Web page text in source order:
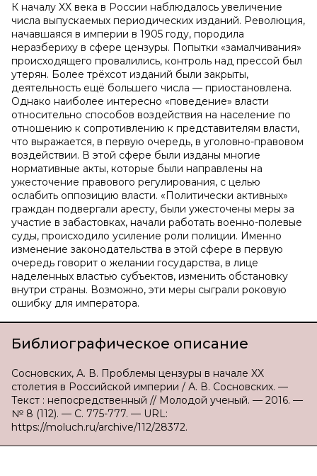
К началу XX века в России наблюдалось увеличение
числа выпускаемых периодических изданий. Революция,
начавшаяся в империи в 1905 году, породила
неразбериху в сфере цензуры. Попытки «замалчивания»
происходящего провалились, контроль над прессой был
утерян. Более трёхсот изданий были закрыты,
деятельность ещё большего числа — приостановлена.
Однако наиболее интересно «поведение» власти
относительно способов воздействия на население по
отношению к сопротивлению к представителям власти,
что выражается, в первую очередь, в уголовно-правовом
воздействии. В этой сфере были изданы многие
нормативные акты, которые были направлены на
ужесточение правового регулирования, с целью
ослабить оппозицию власти. «Политически активных»
граждан подвергали аресту, были ужесточены меры за
участие в забастовках, начали работать военно-полевые
суды, происходило усиление роли полиции. Именно
изменение законодательства в этой сфере в первую
очередь говорит о желании государства, в лице
наделенных властью субъектов, изменить обстановку
внутри страны. Возможно, эти меры сыграли роковую
ошибку для императора.
Библиографическое описание
Сосновских, А. В. Проблемы цензуры в начале XX
столетия в Российской империи / А. В. Сосновских. —
Текст : непосредственный // Молодой ученый. — 2016. —
№ 8 (112). — С. 775-777. — URL:
https://moluch.ru/archive/112/28372.